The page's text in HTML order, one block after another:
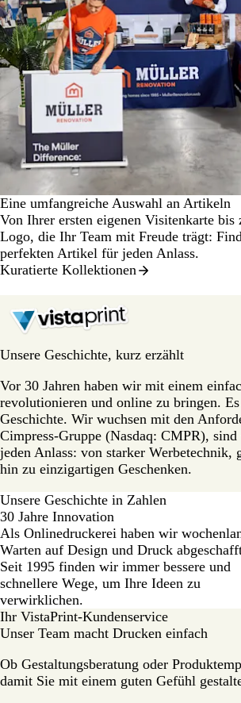
Eine umfangreiche Auswahl an Artikeln
Von Ihrer ersten eigenen Visitenkarte
Logo, die Ihr Team mit Freude trägt:
perfekten Artikel für jeden Anlass.
Kuratierte Kollektionen
Unsere Geschichte, kurz erzählt
Vor 30 Jahren haben wir mit einem
revolutionieren und online zu bringen.
Geschichte. Wir wuchsen mit den
Cimpress-Gruppe (Nasdaq: CMPR),
jeden Anlass: von starker Werbetechnik,
hin zu einzigartigen Geschenken.
Unsere Geschichte in Zahlen
30 Jahre Innovation
Als Onlinedruckerei haben wir
Warten auf Design und Druck
Seit 1995 finden wir immer bessere und
schnellere Wege, um Ihre Ideen zu
verwirklichen.
Ihr VistaPrint-Kundenservice
Unser Team macht Drucken einfach
Ob Gestaltungsberatung oder
damit Sie mit einem guten Gefühl